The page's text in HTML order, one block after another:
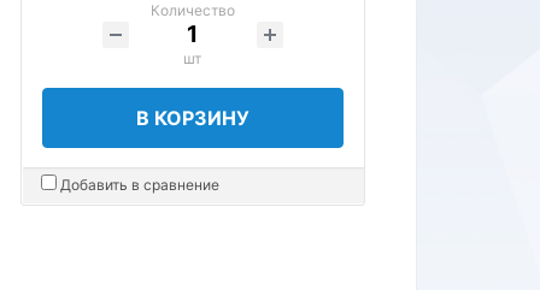
Количество
шт
В КОРЗИНУ
Добавить в сравнение